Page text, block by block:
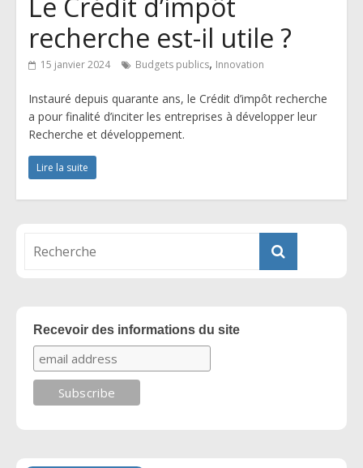
recherche est-il utile ?
15 janvier 2024 Budgets publics, Innovation
Instauré depuis quarante ans, le Crédit d’impôt recherche
a pour finalité d’inciter les entreprises à développer leur
Recherche et développement.
Lire la suite
Recevoir des informations du site